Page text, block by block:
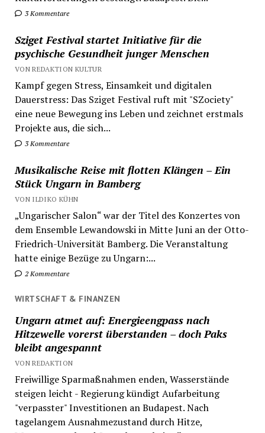
3 Kommentare
Sziget Festival startet Initiative für die
psychische Gesundheit junger Menschen
VON REDAKTION KULTUR
Kampf gegen Stress, Einsamkeit und digitalen
Dauerstress: Das Sziget Festival ruft mit "SZociety"
eine neue Bewegung ins Leben und zeichnet erstmals
Projekte aus, die sich...
3 Kommentare
Musikalische Reise mit flotten Klängen – Ein
Stück Ungarn in Bamberg
VON ILDIKO KÜHN
„Ungarischer Salon“ war der Titel des Konzertes von
dem Ensemble Lewandowski in Mitte Juni an der Otto-
Friedrich-Universität Bamberg. Die Veranstaltung
hatte einige Bezüge zu Ungarn:...
2 Kommentare
WIRTSCHAFT & FINANZEN
Ungarn atmet auf: Energieengpass nach
Hitzewelle vorerst überstanden – doch Paks
bleibt angespannt
VON REDAKTION
Freiwillige Sparmaßnahmen enden, Wasserstände
steigen leicht - Regierung kündigt Aufarbeitung
"verpasster" Investitionen an Budapest. Nach
tagelangem Ausnahmezustand durch Hitze,